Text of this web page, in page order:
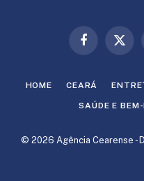
Facebook
X
HOME CEARÁ
SAÚDE E
© 2026 Agência Cearense -